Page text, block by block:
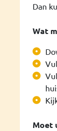
Dan
Wat
Moet